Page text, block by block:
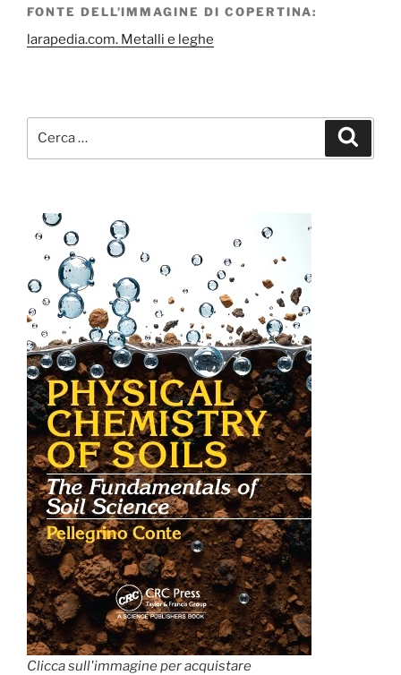
FONTE DELL’IMMAGINE DI COPERTINA:
larapedia.com. Metalli e leghe
Clicca sull'immagine per acquistare